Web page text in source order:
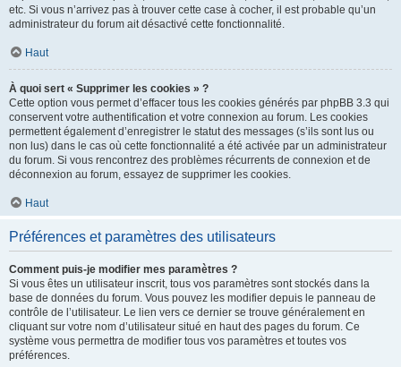
etc. Si vous n’arrivez pas à trouver cette case à cocher, il est probable qu’un
administrateur du forum ait désactivé cette fonctionnalité.
Haut
À quoi sert « Supprimer les cookies » ?
Cette option vous permet d’effacer tous les cookies générés par phpBB 3.3 qui
conservent votre authentification et votre connexion au forum. Les cookies
permettent également d’enregistrer le statut des messages (s’ils sont lus ou
non lus) dans le cas où cette fonctionnalité a été activée par un administrateur
du forum. Si vous rencontrez des problèmes récurrents de connexion et de
déconnexion au forum, essayez de supprimer les cookies.
Haut
Préférences et paramètres des utilisateurs
Comment puis-je modifier mes paramètres ?
Si vous êtes un utilisateur inscrit, tous vos paramètres sont stockés dans la
base de données du forum. Vous pouvez les modifier depuis le panneau de
contrôle de l’utilisateur. Le lien vers ce dernier se trouve généralement en
cliquant sur votre nom d’utilisateur situé en haut des pages du forum. Ce
système vous permettra de modifier tous vos paramètres et toutes vos
préférences.